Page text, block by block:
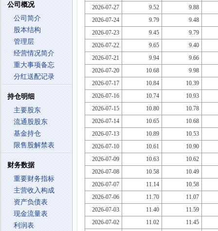
公司概况
公司简介
股本结构
管理层
经营情况简介
重大事项备忘
分红送配记录
持仓明细
主要股东
流通股股东
基金持仓
限售股解禁表
财务数据
重要财务指标
主营收入构成
资产负债表
现金流量表
利润表
2026-07-27
9.52
9.88
2026-07-24
9.79
9.48
2026-07-23
9.45
9.79
2026-07-22
9.65
9.40
2026-07-21
9.94
9.66
2026-07-20
10.68
9.98
2026-07-17
10.84
10.39
2026-07-16
10.74
10.93
2026-07-15
10.80
10.78
2026-07-14
10.65
10.68
2026-07-13
10.89
10.53
2026-07-10
10.61
10.90
2026-07-09
10.63
10.62
2026-07-08
10.58
10.49
2026-07-07
11.14
10.58
2026-07-06
11.70
11.07
2026-07-03
11.40
11.59
2026-07-02
11.02
11.45